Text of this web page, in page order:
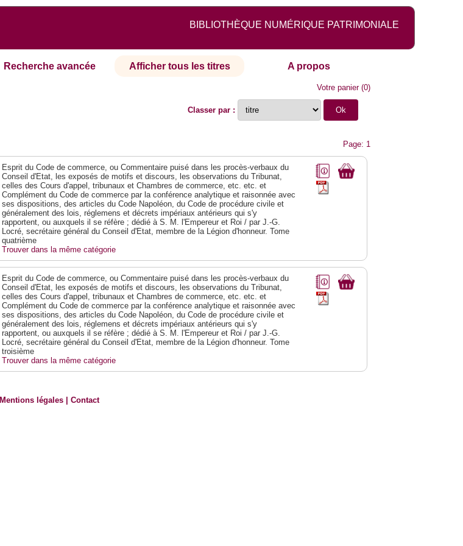
BIBLIOTHÈQUE NUMÉRIQUE PATRIMONIALE
Recherche avancée Afficher tous les titres A propos
Votre panier(0)
Classer par :
Page: 1
Esprit du Code de commerce, ou Commentaire puisé dans les procès-verbaux du
Conseil d'Etat, les exposés de motifs et discours, les observations du Tribunat,
celles des Cours d'appel, tribunaux et Chambres de commerce, etc. etc. et
Complément du Code de commerce par la conférence analytique et raisonnée avec
ses dispositions, des articles du Code Napoléon, du Code de procédure civile et
généralement des lois, réglemens et décrets impériaux antérieurs qui s'y
rapportent, ou auxquels il se réfère ; dédié à S. M. l'Empereur et Roi / par J.-G.
Locré, secrétaire général du Conseil d'Etat, membre de la Légion d'honneur. Tome
quatrième
Trouver dans la même catégorie
Esprit du Code de commerce, ou Commentaire puisé dans les procès-verbaux du
Conseil d'Etat, les exposés de motifs et discours, les observations du Tribunat,
celles des Cours d'appel, tribunaux et Chambres de commerce, etc. etc. et
Complément du Code de commerce par la conférence analytique et raisonnée avec
ses dispositions, des articles du Code Napoléon, du Code de procédure civile et
généralement des lois, réglemens et décrets impériaux antérieurs qui s'y
rapportent, ou auxquels il se réfère ; dédié à S. M. l'Empereur et Roi / par J.-G.
Locré, secrétaire général du Conseil d'Etat, membre de la Légion d'honneur. Tome
troisième
Trouver dans la même catégorie
Mentions légales |Contact